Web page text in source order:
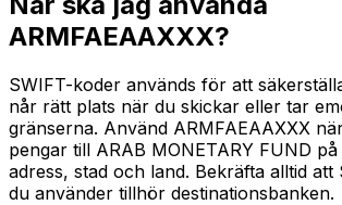
ARMFAEAAXXX?
SWIFT-koder används för att
når rätt plats när du skickar eller tar
gränserna. Använd ARMFAEAAXXX
pengar till ARAB MONETARY FUND
adress, stad och land. Bekräfta alltid att
du använder tillhör destinationsbanken.